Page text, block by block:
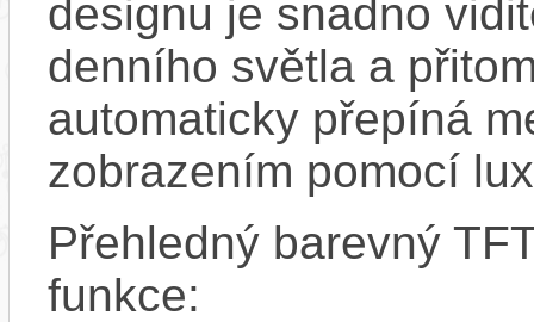
designu je snadno
denního světla a
automaticky přepíná
zobrazením pomocí
Přehledný barevný
funkce: